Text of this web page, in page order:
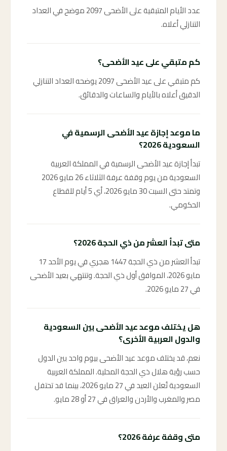
عدد الأيام المتبقية على الأضحى 2097 موضح في العداد
التنازلي أعلاه.
كم متبقي على عيد الأضحى؟
كم متبقي على عيد الأضحى 2097 يوضحه العداد التنازلي
الدقيق أعلاه بالأيام والساعات والدقائق.
ما موعد إجازة عيد الأضحى الرسمية في
السعودية 2026؟
تبدأ إجازة عيد الأضحى الرسمية في المملكة العربية
السعودية من يوم وقفة عرفة الثلاثاء 26 مايو 2026
وتمتد حتى السبت 30 مايو 2026، أي 5 أيام للقطاع
الحكومي.
متى تبدأ العشر من ذي الحجة 2026؟
تبدأ العشر من ذي الحجة 1447 هجري في يوم الأحد 17
مايو 2026، الموافق أول ذي الحجة. وتنتهي بعيد الأضحى
في 27 مايو 2026.
هل يختلف موعد عيد الأضحى بين السعودية
والدول العربية الأخرى؟
نعم، قد يختلف موعد عيد الأضحى بيوم واحد بين الدول
حسب رؤية هلال ذي الحجة المحلية. المملكة العربية
السعودية تُعلن العيد في 27 مايو 2026، بينما قد تحتفل
مصر والمغرب والأردن والعراق في 27 أو 28 مايو.
متى وقفة عرفة 2026؟